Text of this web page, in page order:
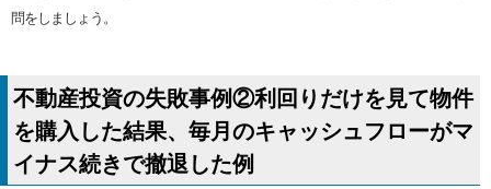
問をしましょう。
不動産投資の失敗事例②利回りだけを見て物件
を購入した結果、毎月のキャッシュフローがマ
イナス続きで撤退した例